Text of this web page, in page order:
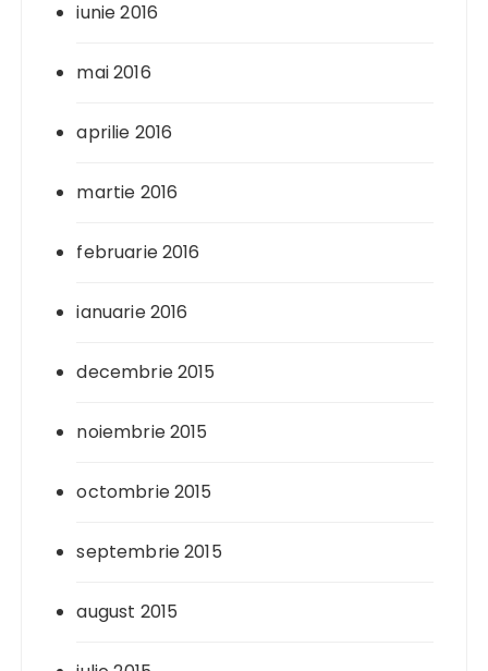
iunie 2016
mai 2016
aprilie 2016
martie 2016
februarie 2016
ianuarie 2016
decembrie 2015
noiembrie 2015
octombrie 2015
septembrie 2015
august 2015